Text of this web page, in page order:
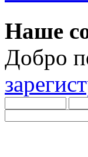
Наше
Добро